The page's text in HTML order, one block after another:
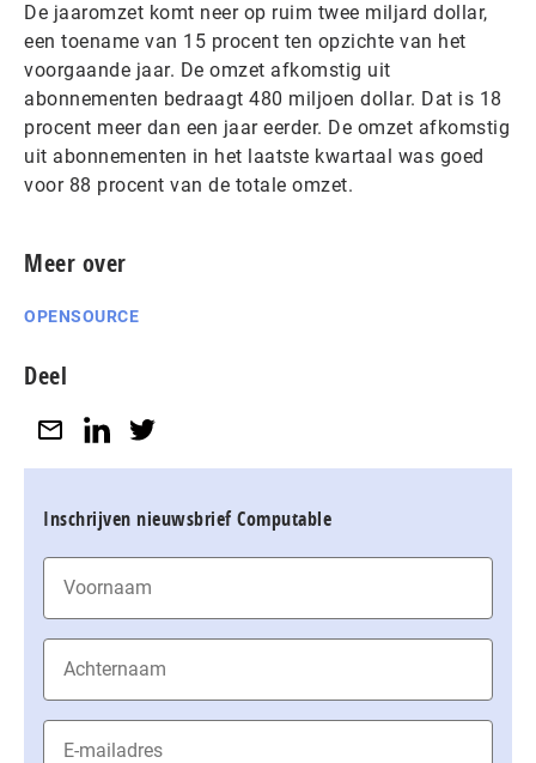
De jaaromzet komt neer op ruim twee miljard dollar,
een toename van 15 procent ten opzichte van het
voorgaande jaar. De omzet afkomstig uit
abonnementen bedraagt 480 miljoen dollar. Dat is 18
procent meer dan een jaar eerder. De omzet afkomstig
uit abonnementen in het laatste kwartaal was goed
voor 88 procent van de totale omzet.
Meer over
OPENSOURCE
Deel
Inschrijven nieuwsbrief Computable